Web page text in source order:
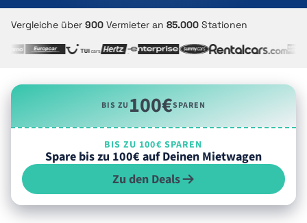
Vergleiche über 900 Vermieter an 85.000 Stationen
BIS ZU100€SPAREN
BIS ZU 100€ SPAREN
Spare bis zu 100€ auf Deinen Mietwagen
Zu den Deals